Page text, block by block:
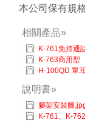
本公司保有規
相關產品»
K-761免持通
K-763商用型
H-100QD 單
說明書»
腳架安裝圖
K-761、K-